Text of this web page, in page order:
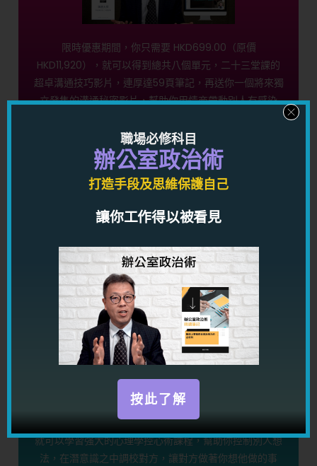
限時優惠期間，你只需要 HKD699.00（原價
HKD11,920），就可以得到總共八個單元，二十三堂課的
超卓溝通技巧影片，連厚達59頁筆記，再送你一個將來獨
立發售的溝通秘密影片，幫助你用情商帶動別人有感染
花，得人緣，得貴人，得運氣！
按此馬上了解
愛情心理學控心術限時優惠！
限時優惠期間，你只需要 HKD489.00（原價 4,960），
就可以學習强大的心理學控心術課程，幫助你控制別人想
法，在潛意識之中調校對方，讓對方做著你想他做的事
職場必修科目
辦公室政治術
打造手段及思維保護自己
讓你工作得以被看見
按此了解